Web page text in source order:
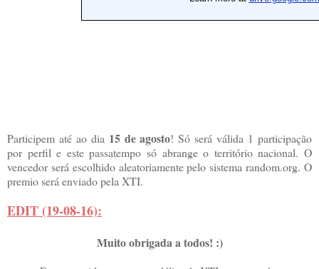
Participem até ao dia 15 de agosto! Só será válida 1 participação
por perfil e este passatempo só abrange o território nacional. O
vencedor será escolhido aleatoriamente pelo sistema random.org. O
premio será enviado pela XTI.
EDIT (19-08-16):
Muito obrigada a todos! :)